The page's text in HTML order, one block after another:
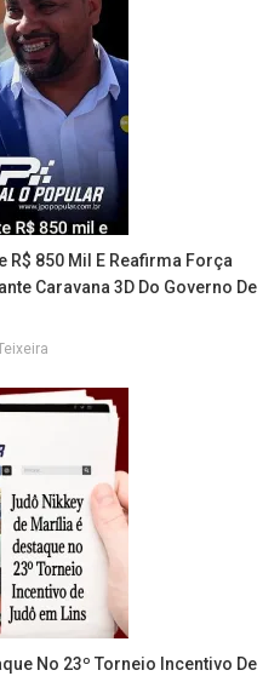
R$ 850 Mil E Reafirma Força
Caravana 3D Do Governo De
No 23º Torneio Incentivo De